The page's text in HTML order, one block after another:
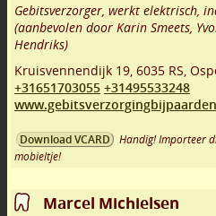
Gebitsverzorger, werkt elektrisch,
(aanbevolen door Karin Smeets,
Hendriks)
Kruisvennendijk 19 6035 RS
+31651703055 +31495533248
Download VCARD
Handig! Importeer
mobieltje!
Marcel Michielsen